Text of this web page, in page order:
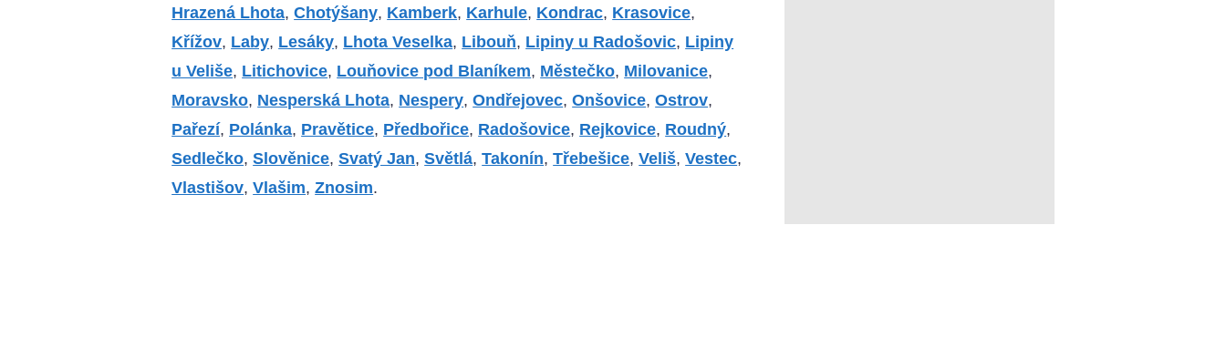
Hrazená Lhota,Chotýšany, Kamberk, Karhule, Kondrac, Krasovice,
Křížov, Laby, Lesáky, Lhota Veselka, Libouň, Lipiny u Radošovic, Lipiny
u Veliše, Litichovice, Louňovice pod Blaníkem, Městečko, Milovanice,
Moravsko, Nesperská Lhota, Nespery,Ondřejovec,Onšovice,Ostrov,
Pařezí, Polánka, Pravětice, Předbořice, Radošovice, Rejkovice, Roudný,
Sedlečko,Slověnice,Svatý Jan,Světlá,Takonín,Třebešice,Veliš,Vestec,
Vlastišov,Vlašim,Znosim.